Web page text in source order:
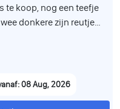
te koop, nog een teefje
donkere zijn reutjes,
en gevaccineerd en
08 Aug, 2026